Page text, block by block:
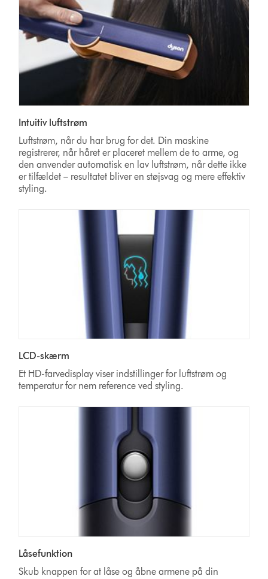
Intuitiv luftstrøm
Luftstrøm, når du har brug for det. Din maskine
registrerer, når håret er placeret mellem de to arme, og
den anvender automatisk en lav luftstrøm, når dette ikke
er tilfældet – resultatet bliver en støjsvag og mere effektiv
styling.
LCD-skærm
Et HD-farvedisplay viser indstillinger for luftstrøm og
temperatur for nem reference ved styling.
Låsefunktion
Skub knappen for at låse og åbne armene på din